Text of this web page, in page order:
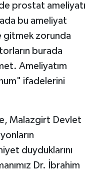
prostat ameliyatı
bu ameliyat
gitmek zorunda
burada
Ameliyatım
ifadelerini
Malazgirt Devlet
duyduklarını
Dr. İbrahim